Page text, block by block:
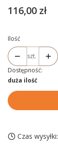
Cena
116,00 zł
Ilość
szt.
Dostępność:
duża ilość
Czas wysyłki: